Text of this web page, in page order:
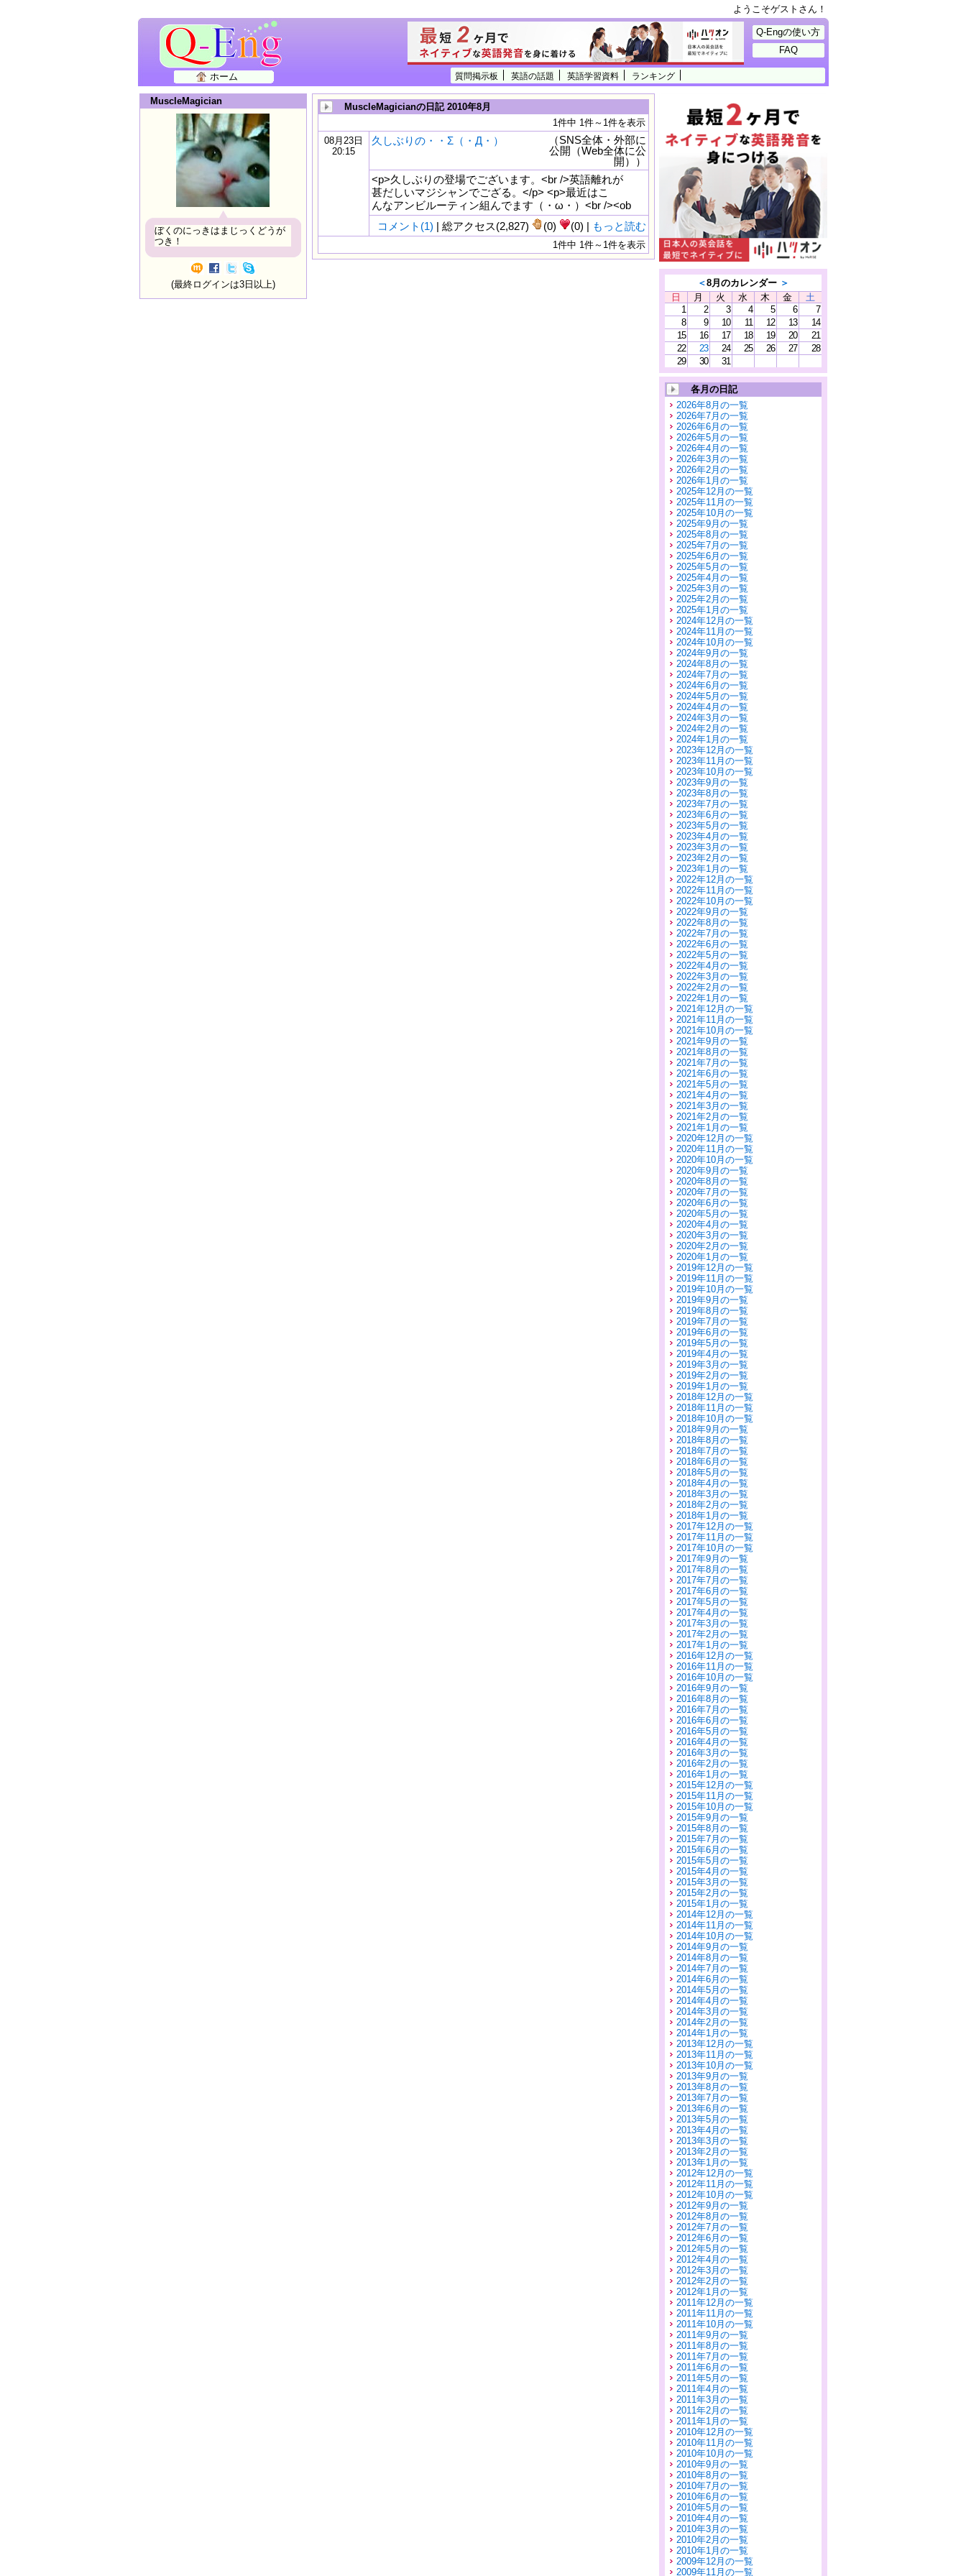
ようこそゲストさん！
質問掲示板 英語の話題 英語学習資料 ランキング
ホーム
Q-Engの使い方
FAQ
MuscleMagician
ぼくのにっきはまじっくどうが
つき！
(最終ログインは3日以上)
MuscleMagicianの日記 2010年8月
1件中 1件～1件を表示
08月23日
20:15
久しぶりの・・Σ（・Д・）
（SNS全体・外部に
公開（Web全体に公
開））
<p>久しぶりの登場でございます。<br />英語離れが
甚だしいマジシャンでござる。</p> <p>最近はこ
んなアンビルーティン組んでます（・ω・）<br /><ob
コメント(1) | 総アクセス(2,827) (0) (0) | もっと読む
1件中 1件～1件を表示
＜8月のカレンダー ＞
日
月 火 水 木 金
土
1
2 3 4 5 6
7
8
9 10 11 12 13
14
15
16 17 18 19 20
21
22
23 24 25 26 27
28
29
30 31
各月の日記
2026年8月の一覧
2026年7月の一覧
2026年6月の一覧
2026年5月の一覧
2026年4月の一覧
2026年3月の一覧
2026年2月の一覧
2026年1月の一覧
2025年12月の一覧
2025年11月の一覧
2025年10月の一覧
2025年9月の一覧
2025年8月の一覧
2025年7月の一覧
2025年6月の一覧
2025年5月の一覧
2025年4月の一覧
2025年3月の一覧
2025年2月の一覧
2025年1月の一覧
2024年12月の一覧
2024年11月の一覧
2024年10月の一覧
2024年9月の一覧
2024年8月の一覧
2024年7月の一覧
2024年6月の一覧
2024年5月の一覧
2024年4月の一覧
2024年3月の一覧
2024年2月の一覧
2024年1月の一覧
2023年12月の一覧
2023年11月の一覧
2023年10月の一覧
2023年9月の一覧
2023年8月の一覧
2023年7月の一覧
2023年6月の一覧
2023年5月の一覧
2023年4月の一覧
2023年3月の一覧
2023年2月の一覧
2023年1月の一覧
2022年12月の一覧
2022年11月の一覧
2022年10月の一覧
2022年9月の一覧
2022年8月の一覧
2022年7月の一覧
2022年6月の一覧
2022年5月の一覧
2022年4月の一覧
2022年3月の一覧
2022年2月の一覧
2022年1月の一覧
2021年12月の一覧
2021年11月の一覧
2021年10月の一覧
2021年9月の一覧
2021年8月の一覧
2021年7月の一覧
2021年6月の一覧
2021年5月の一覧
2021年4月の一覧
2021年3月の一覧
2021年2月の一覧
2021年1月の一覧
2020年12月の一覧
2020年11月の一覧
2020年10月の一覧
2020年9月の一覧
2020年8月の一覧
2020年7月の一覧
2020年6月の一覧
2020年5月の一覧
2020年4月の一覧
2020年3月の一覧
2020年2月の一覧
2020年1月の一覧
2019年12月の一覧
2019年11月の一覧
2019年10月の一覧
2019年9月の一覧
2019年8月の一覧
2019年7月の一覧
2019年6月の一覧
2019年5月の一覧
2019年4月の一覧
2019年3月の一覧
2019年2月の一覧
2019年1月の一覧
2018年12月の一覧
2018年11月の一覧
2018年10月の一覧
2018年9月の一覧
2018年8月の一覧
2018年7月の一覧
2018年6月の一覧
2018年5月の一覧
2018年4月の一覧
2018年3月の一覧
2018年2月の一覧
2018年1月の一覧
2017年12月の一覧
2017年11月の一覧
2017年10月の一覧
2017年9月の一覧
2017年8月の一覧
2017年7月の一覧
2017年6月の一覧
2017年5月の一覧
2017年4月の一覧
2017年3月の一覧
2017年2月の一覧
2017年1月の一覧
2016年12月の一覧
2016年11月の一覧
2016年10月の一覧
2016年9月の一覧
2016年8月の一覧
2016年7月の一覧
2016年6月の一覧
2016年5月の一覧
2016年4月の一覧
2016年3月の一覧
2016年2月の一覧
2016年1月の一覧
2015年12月の一覧
2015年11月の一覧
2015年10月の一覧
2015年9月の一覧
2015年8月の一覧
2015年7月の一覧
2015年6月の一覧
2015年5月の一覧
2015年4月の一覧
2015年3月の一覧
2015年2月の一覧
2015年1月の一覧
2014年12月の一覧
2014年11月の一覧
2014年10月の一覧
2014年9月の一覧
2014年8月の一覧
2014年7月の一覧
2014年6月の一覧
2014年5月の一覧
2014年4月の一覧
2014年3月の一覧
2014年2月の一覧
2014年1月の一覧
2013年12月の一覧
2013年11月の一覧
2013年10月の一覧
2013年9月の一覧
2013年8月の一覧
2013年7月の一覧
2013年6月の一覧
2013年5月の一覧
2013年4月の一覧
2013年3月の一覧
2013年2月の一覧
2013年1月の一覧
2012年12月の一覧
2012年11月の一覧
2012年10月の一覧
2012年9月の一覧
2012年8月の一覧
2012年7月の一覧
2012年6月の一覧
2012年5月の一覧
2012年4月の一覧
2012年3月の一覧
2012年2月の一覧
2012年1月の一覧
2011年12月の一覧
2011年11月の一覧
2011年10月の一覧
2011年9月の一覧
2011年8月の一覧
2011年7月の一覧
2011年6月の一覧
2011年5月の一覧
2011年4月の一覧
2011年3月の一覧
2011年2月の一覧
2011年1月の一覧
2010年12月の一覧
2010年11月の一覧
2010年10月の一覧
2010年9月の一覧
2010年8月の一覧
2010年7月の一覧
2010年6月の一覧
2010年5月の一覧
2010年4月の一覧
2010年3月の一覧
2010年2月の一覧
2010年1月の一覧
2009年12月の一覧
2009年11月の一覧